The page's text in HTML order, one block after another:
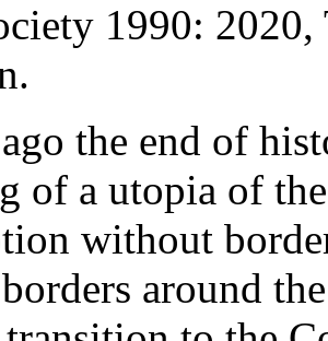
1990: 2020,
the end of
of a utopia of
without
around